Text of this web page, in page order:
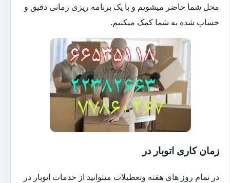
محل شما حاضر میشویم و با یک برنامه ریزی زمانی دقیق و
حساب شده به شما کمک میکنیم.
زمان کاری اتوبار در
در تمام روز های هفته وتعطیلات میتوانید از خدمات اتوبار در